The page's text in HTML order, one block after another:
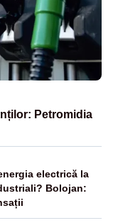
Petromidia
electrică la
Bolojan: